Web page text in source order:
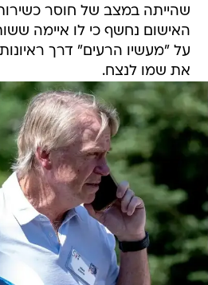
על "מעשיו הרעים" דרך
את שמו לנצח.